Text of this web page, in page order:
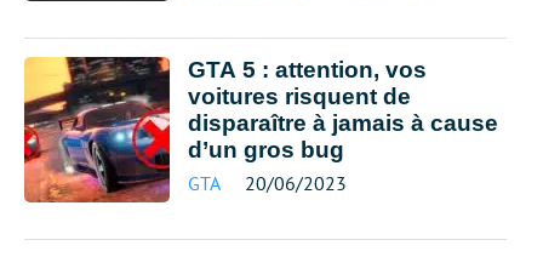
GTA 5 : attention, vos
voitures risquent de
disparaître à jamais à cause
d’un gros bug
GTA 20/06/2023